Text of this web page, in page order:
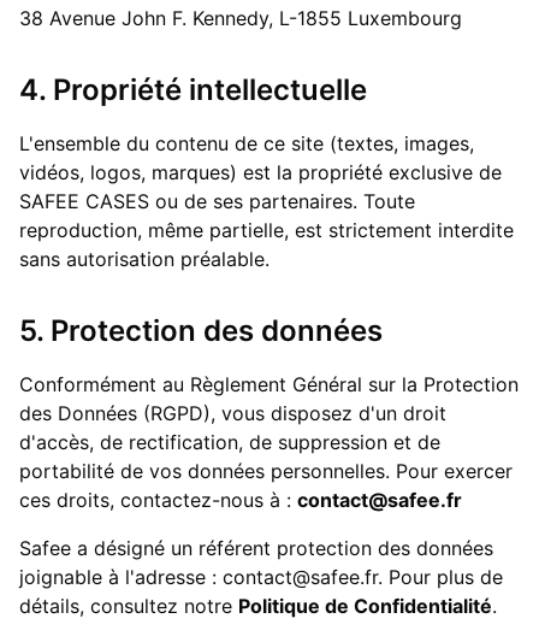
38 Avenue John F. Kennedy, L-1855 Luxembourg
4. Propriété intellectuelle
L'ensemble du contenu de ce site (textes, images,
vidéos, logos, marques) est la propriété exclusive de
SAFEE CASES ou de ses partenaires. Toute
reproduction, même partielle, est strictement interdite
sans autorisation préalable.
5. Protection des données
Conformément au Règlement Général sur la Protection
des Données (RGPD), vous disposez d'un droit
d'accès, de rectification, de suppression et de
portabilité de vos données personnelles. Pour exercer
ces droits, contactez-nous à : contact@safee.fr
Safee a désigné un référent protection des données
joignable à l'adresse : contact@safee.fr. Pour plus de
détails, consultez notre Politique de Confidentialité.